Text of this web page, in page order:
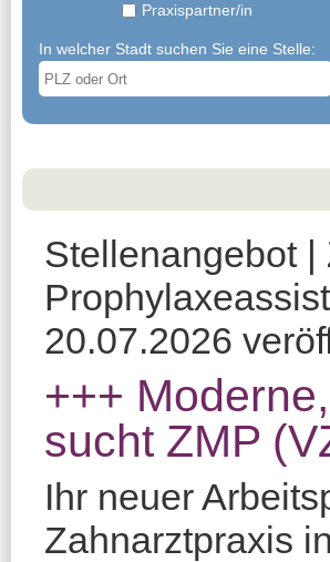
Praxispartner/in
In welcher Stadt suchen Sie eine Stelle:
Stellenangebot
20.07.2026
+++
sucht ZMP
Ihr neuer
Zahnarztpraxis